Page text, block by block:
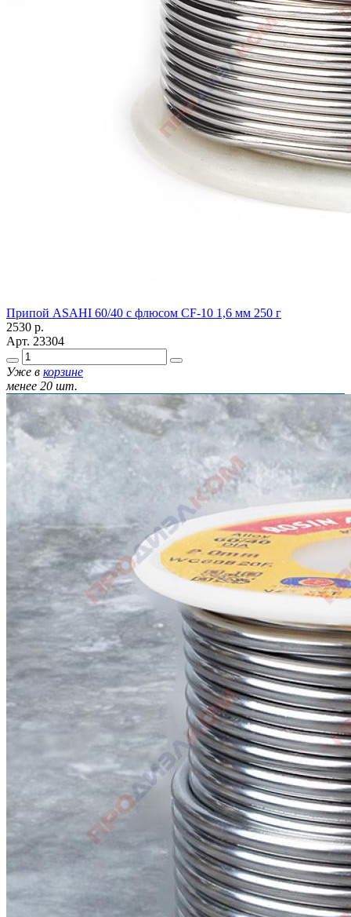
Припой ASAHI 60/40 с флюсом CF-10 1,6 мм 250 г
2530 р.
Арт. 23304
Уже в корзине
менее 20 шт.